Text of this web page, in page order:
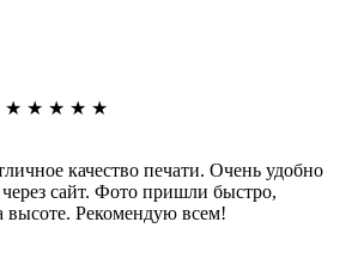
★ ★ ★ ★ ★
качество печати. Очень удобно
через сайт. Фото пришли быстро,
высоте. Рекомендую всем!